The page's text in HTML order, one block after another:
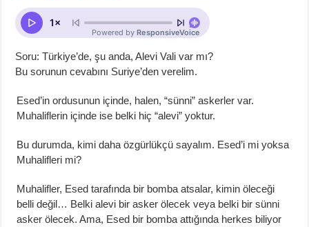
Soru: Türkiye’de, şu anda, Alevi Vali var mı?
Bu sorunun cevabını Suriye’den verelim.
Esed’in ordusunun içinde, halen, “sünni” askerler var.
Muhaliflerin içinde ise belki hiç “alevi” yoktur.
Bu durumda, kimi daha özgürlükçü sayalım. Esed’i mi yoksa
Muhalifleri mi?
Muhalifler, Esed tarafında bir bomba atsalar, kimin öleceği
belli değil… Belki alevi bir asker ölecek veya belki bir sünni
asker ölecek. Ama, Esed bir bomba attığında herkes biliyor